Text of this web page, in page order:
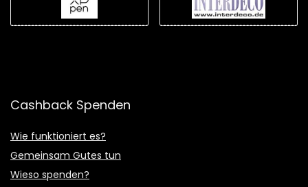
Cashback Spenden
Wie funktioniert es?
Gemeinsam Gutes tun
Wieso spenden?